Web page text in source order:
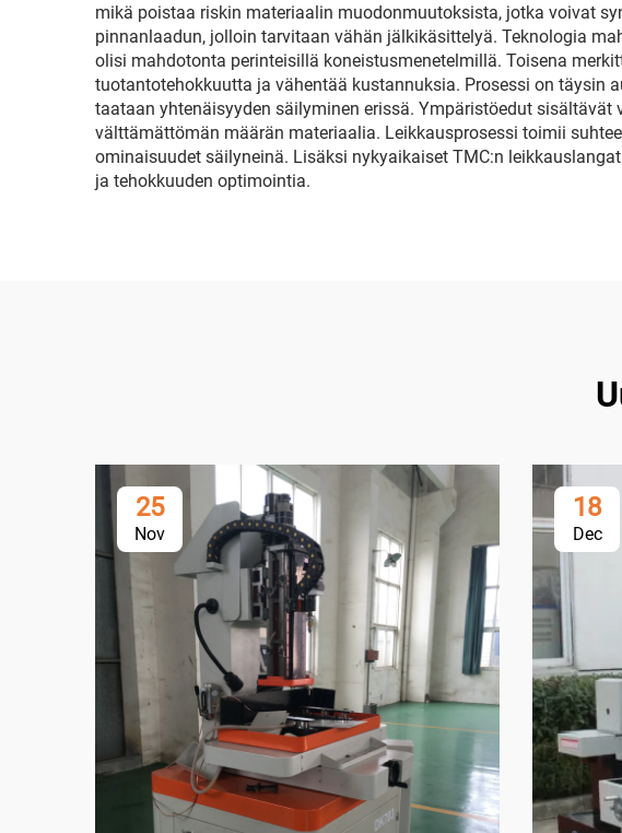
mikä poistaa riskin materiaalin muodonmuutoksista, jotka voivat
pinnanlaadun, jolloin tarvitaan vähän jälkikäsittelyä. Teknologia
olisi mahdotonta perinteisillä koneistusmenetelmillä. Toisena
tuotantotehokkuutta ja vähentää kustannuksia. Prosessi on täysin
taataan yhtenäisyyden säilyminen erissä. Ympäristöedut
välttämättömän määrän materiaalia. Leikkausprosessi toimii
ominaisuudet säilyneinä. Lisäksi nykyaikaiset TMC:n
ja tehokkuuden optimointia.
25
Nov
18
Dec